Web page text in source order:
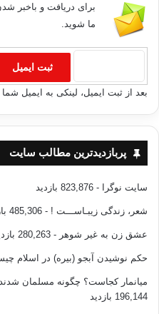
برای دریافت و باخبر
ما شوید.
بعد از ثبت ایمیل، لینکی به ایمیل
پربازدیدترین مطالب سایت
سایت نوگرا - 823,876 بازدید
شعر، زندگی زیبـاســـت ! - 485,306 بازدید
عشق زن به غیر شوهر - 280,263 بازدید
حکم نوشیدن آبجو (بیره) در اسلام
میانمار کجاست؟ چگونه مسلمان
196,144 بازدید